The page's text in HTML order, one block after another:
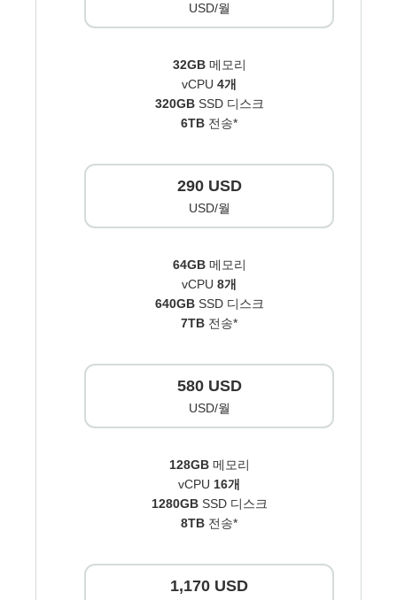
USD/월
32GB메모리
vCPU 4개
320GBSSD 디스크
6TB 전송*
290 USD
USD/월
64GB메모리
vCPU 8개
640GBSSD 디스크
7TB 전송*
580 USD
USD/월
128GB메모리
vCPU 16개
1280GBSSD 디스크
8TB 전송*
1,170 USD